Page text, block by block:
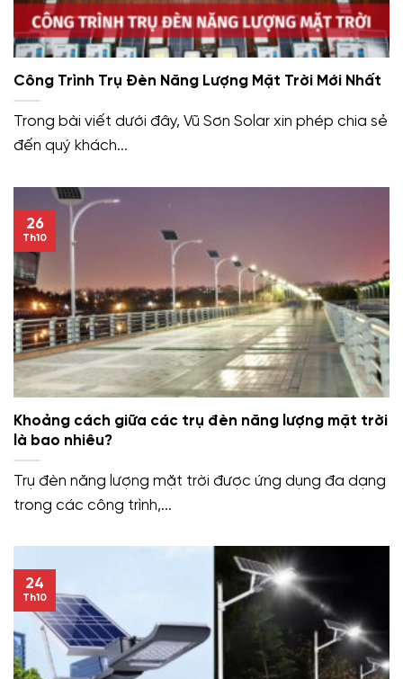
Công Trình Trụ Đèn Năng Lượng Mặt Trời Mới Nhất
Trong bài viết dưới đây, Vũ Sơn Solar xin phép chia sẻ
đến quý khách...
Khoảng cách giữa các trụ đèn năng lượng mặt trời
là bao nhiêu?
Trụ đèn năng lượng mặt trời được ứng dụng đa dạng
trong các công trình,...
26
Th10
24
Th10